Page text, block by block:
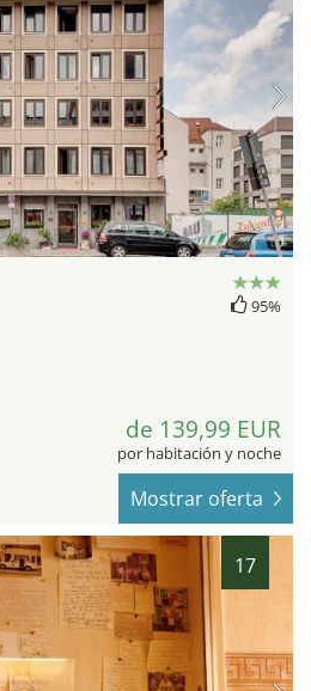
95%
de 139,99 EUR
por habitación y noche
Mostrar oferta
17